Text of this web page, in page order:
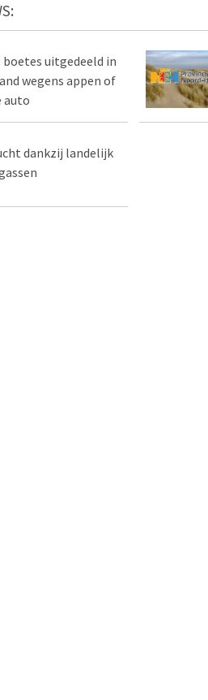
boetes uitgedeeld in
wegens appen of
auto
dankzij landelijk